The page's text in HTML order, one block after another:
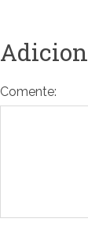
Comente: